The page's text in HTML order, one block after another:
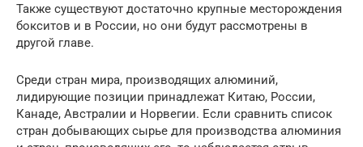
Также существуют достаточно крупные месторождения
бокситов и в России, но они будут рассмотрены в
другой главе.
Среди стран мира, производящих алюминий,
лидирующие позиции принадлежат Китаю, России,
Канаде, Австралии и Норвегии. Если сравнить список
стран добывающих сырье для производства алюминия